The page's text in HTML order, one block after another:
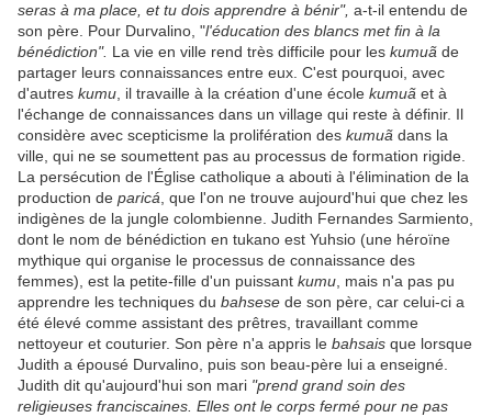
seras à ma place, et tu dois apprendre à bénir", a-t-il entendu de
son père. Pour Durvalino, "l'éducation des blancs met fin à la
bénédiction". La vie en ville rend très difficile pour les kumuã de
partager leurs connaissances entre eux. C'est pourquoi, avec
d'autres kumu , il travaille à la création d'une école kumuã et à
l'échange de connaissances dans un village qui reste à définir. Il
considère avec scepticisme la prolifération des kumuã dans la
ville, qui ne se soumettent pas au processus de formation rigide.
La persécution de l'Église catholique a abouti à l'élimination de la
production de paricá , que l'on ne trouve aujourd'hui que chez les
indigènes de la jungle colombienne. Judith Fernandes Sarmiento,
dont le nom de bénédiction en tukano est Yuhsio (une héroïne
mythique qui organise le processus de connaissance des
femmes), est la petite-fille d'un puissant kumu , mais n'a pas pu
apprendre les techniques du bahsese de son père, car celui-ci a
été élevé comme assistant des prêtres, travaillant comme
nettoyeur et couturier. Son père n'a appris le bahsais que lorsque
Judith a épousé Durvalino, puis son beau-père lui a enseigné.
Judith dit qu'aujourd'hui son mari "prend grand soin des
religieuses franciscaines. Elles ont le corps fermé pour ne pas